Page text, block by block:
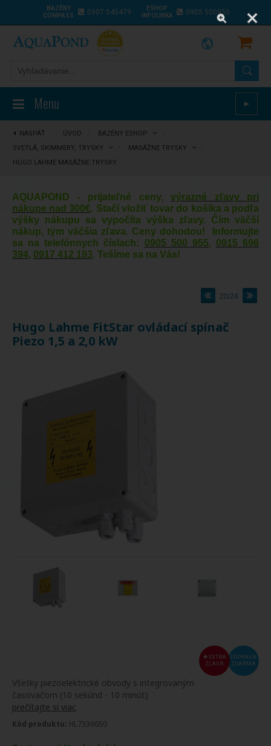
BAZÉNY
COMPASS
0907 545479
ESHOP
INFOLINKA
0905 500955
Menu ►
NASPÄŤ ÚVOD BAZÉNY ESHOP
SVETLÁ, SKIMMERY, TRYSKY
MASÁŽNE TRYSKY
HUGO LAHME MASÁŽNE TRYSKY
AQUAPOND - prijateľné ceny, výrazné zľavy pri
nákupe nad 300€. Stačí vložiť tovar do košíka a podľa
výšky nákupu sa vypočíta výška zľavy. Čím väčší
nákup, tým väčšia zľava. Ceny dohodou! Informujte
sa na telefónnych číslach: 0905 500 955, 0915 696
394, 0917 412 193. Tešíme sa na Vás!
20/24
Hugo Lahme FitStar ovládací spínač
Piezo 1,5 a 2,0 kW
DOPRAVA
ZDARMA
EXTRA
ZĽAVA
Všetky piezoelektrické obvody s integrovaným
časovačom (10 sekúnd - 10 minút)
prečítajte si viac
Kód produktu: HL7336650